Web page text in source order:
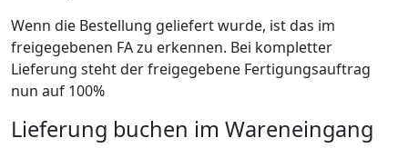
Wenn die Bestellung geliefert wurde, ist das im
freigegebenen FA zu erkennen. Bei kompletter
Lieferung steht der freigegebene Fertigungsauftrag
nun auf 100%
Lieferung buchen im Wareneingang